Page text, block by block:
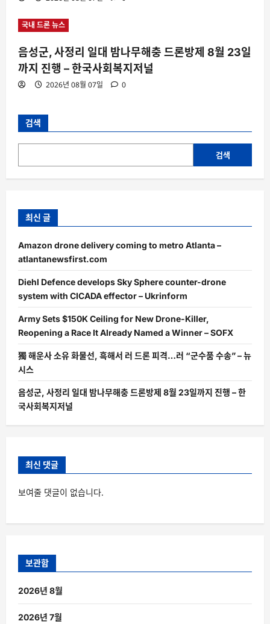
국내 드론 뉴스
음성군, 사정리 일대 밤나무해충 드론방제 8월 23일
까지 진행 – 한국사회복지저널
2026년 08월 07일 0
검색
검색
최신 글
Amazon drone delivery coming to metro Atlanta –
atlantanewsfirst.com
Diehl Defence develops Sky Sphere counter-drone
system with CICADA effector – Ukrinform
Army Sets $150K Ceiling for New Drone-Killer,
Reopening a Race It Already Named a Winner – SOFX
獨 해운사 소유 화물선, 흑해서 러 드론 피격…러 “군수품 수송” – 뉴
시스
음성군, 사정리 일대 밤나무해충 드론방제 8월 23일까지 진행 – 한
국사회복지저널
최신 댓글
보여줄 댓글이 없습니다.
보관함
2026년 8월
2026년 7월